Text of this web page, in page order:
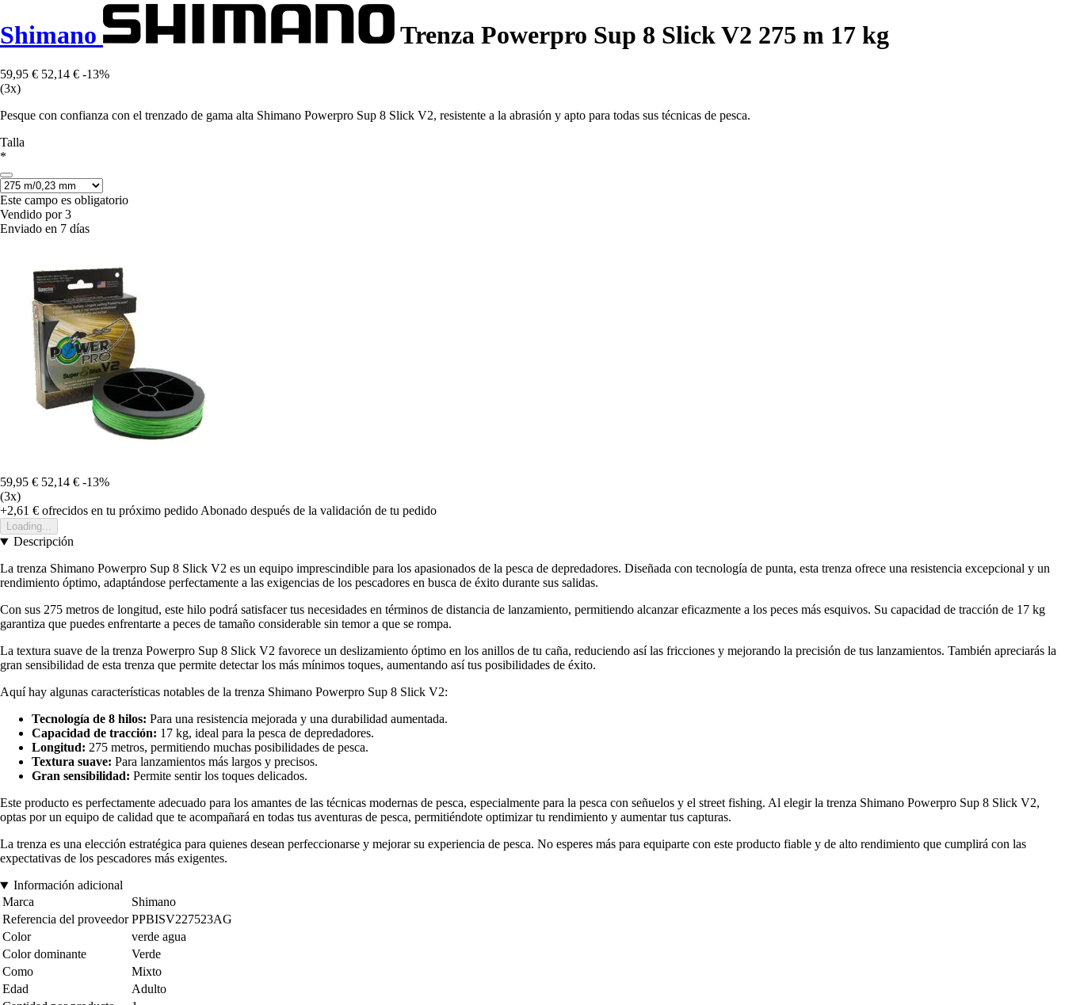
Shimano Trenza Powerpro Sup 8 Slick V2 275 m 17 kg
59,95 € 52,14 € -13%
(3x)
Pesque con confianza con el trenzado de gama alta Shimano Powerpro Sup 8 Slick V2, resistente a la abrasión y apto para todas sus técnicas de pesca.
Talla
*
Este campo es obligatorio
Vendido por 3
Enviado en 7 días
59,95 € 52,14 € -13%
(3x)
+2,61 € ofrecidos en tu próximo pedidoAbonado después de la validación de tu pedido
Loading...
Descripción
La trenza Shimano Powerpro Sup 8 Slick V2 es un equipo imprescindible para los apasionados de la pesca de depredadores. Diseñada con tecnología de punta, esta trenza ofrece una resistencia excepcional y un
rendimiento óptimo, adaptándose perfectamente a las exigencias de los pescadores en busca de éxito durante sus salidas.
Con sus 275 metros de longitud, este hilo podrá satisfacer tus necesidades en términos de distancia de lanzamiento, permitiendo alcanzar eficazmente a los peces más esquivos. Su capacidad de tracción de 17 kg
garantiza que puedes enfrentarte a peces de tamaño considerable sin temor a que se rompa.
La textura suave de la trenza Powerpro Sup 8 Slick V2 favorece un deslizamiento óptimo en los anillos de tu caña, reduciendo así las fricciones y mejorando la precisión de tus lanzamientos. También apreciarás la
gran sensibilidad de esta trenza que permite detectar los más mínimos toques, aumentando así tus posibilidades de éxito.
Aquí hay algunas características notables de la trenza Shimano Powerpro Sup 8 Slick V2:
Tecnología de 8 hilos: Para una resistencia mejorada y una durabilidad aumentada.
Capacidad de tracción: 17 kg, ideal para la pesca de depredadores.
Longitud: 275 metros, permitiendo muchas posibilidades de pesca.
Textura suave: Para lanzamientos más largos y precisos.
Gran sensibilidad: Permite sentir los toques delicados.
Este producto es perfectamente adecuado para los amantes de las técnicas modernas de pesca, especialmente para la pesca con señuelos y el street fishing. Al elegir la trenza Shimano Powerpro Sup 8 Slick V2,
optas por un equipo de calidad que te acompañará en todas tus aventuras de pesca, permitiéndote optimizar tu rendimiento y aumentar tus capturas.
La trenza es una elección estratégica para quienes desean perfeccionarse y mejorar su experiencia de pesca. No esperes más para equiparte con este producto fiable y de alto rendimiento que cumplirá con las
expectativas de los pescadores más exigentes.
Información adicional
Marca
Shimano
Referencia del proveedor PPBISV227523AG
Color
verde agua
Color dominante
Verde
Como
Mixto
Edad
Adulto